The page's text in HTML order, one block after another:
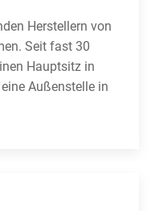
Herstellern von
Seit fast 30
Hauptsitz in
Außenstelle in